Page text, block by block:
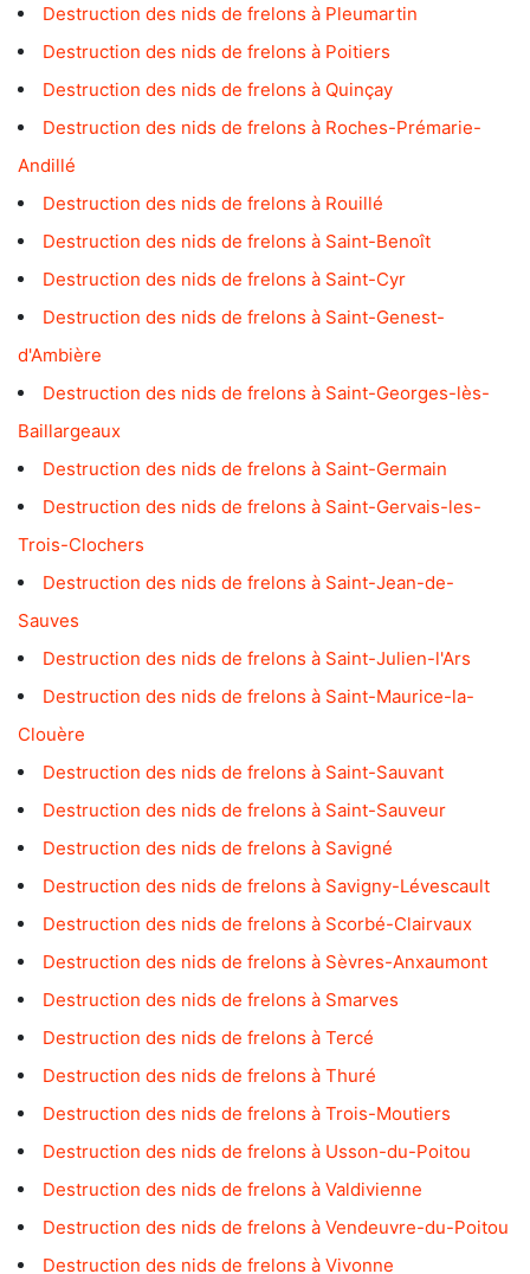
Destruction des nids de frelons à Pleumartin
Destruction des nids de frelons à Poitiers
Destruction des nids de frelons à Quinçay
Destruction des nids de frelons à Roches-Prémarie-
Andillé
Destruction des nids de frelons à Rouillé
Destruction des nids de frelons à Saint-Benoît
Destruction des nids de frelons à Saint-Cyr
Destruction des nids de frelons à Saint-Genest-
d'Ambière
Destruction des nids de frelons à Saint-Georges-lès-
Baillargeaux
Destruction des nids de frelons à Saint-Germain
Destruction des nids de frelons à Saint-Gervais-les-
Trois-Clochers
Destruction des nids de frelons à Saint-Jean-de-
Sauves
Destruction des nids de frelons à Saint-Julien-l'Ars
Destruction des nids de frelons à Saint-Maurice-la-
Clouère
Destruction des nids de frelons à Saint-Sauvant
Destruction des nids de frelons à Saint-Sauveur
Destruction des nids de frelons à Savigné
Destruction des nids de frelons à Savigny-Lévescault
Destruction des nids de frelons à Scorbé-Clairvaux
Destruction des nids de frelons à Sèvres-Anxaumont
Destruction des nids de frelons à Smarves
Destruction des nids de frelons à Tercé
Destruction des nids de frelons à Thuré
Destruction des nids de frelons à Trois-Moutiers
Destruction des nids de frelons à Usson-du-Poitou
Destruction des nids de frelons à Valdivienne
Destruction des nids de frelons à Vendeuvre-du-Poitou
Destruction des nids de frelons à Vivonne